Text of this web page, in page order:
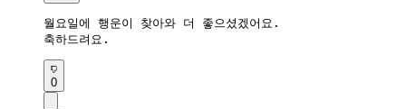
월요일에 행운이 찾아와 더 좋으셨겠어요.
축하드려요.
0